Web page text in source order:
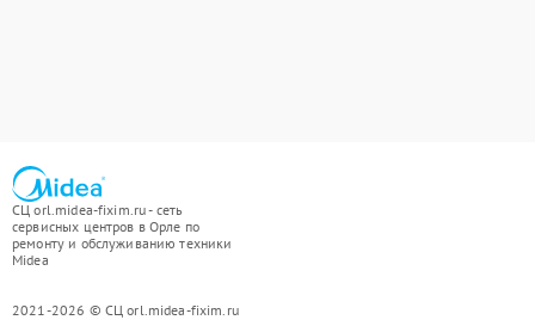
СЦ orl.midea-fixim.ru - сеть
сервисных центров в Орле по
ремонту и обслуживанию техники
Midea
2021-2026 © СЦ orl.midea-fixim.ru